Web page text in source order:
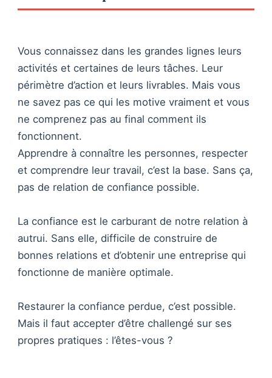
Vous connaissez dans les grandes lignes leurs
activités et certaines de leurs tâches. Leur
périmètre d’action et leurs livrables. Mais vous
ne savez pas ce qui les motive vraiment et vous
ne comprenez pas au final comment ils
fonctionnent.
Apprendre à connaître les personnes, respecter
et comprendre leur travail, c’est la base. Sans ça,
pas de relation de confiance possible.
La confiance est le carburant de notre relation à
autrui. Sans elle, difficile de construire de
bonnes relations et d’obtenir une entreprise qui
fonctionne de manière optimale.
Restaurer la confiance perdue, c’est possible.
Mais il faut accepter d’être challengé sur ses
propres pratiques : l’êtes-vous ?